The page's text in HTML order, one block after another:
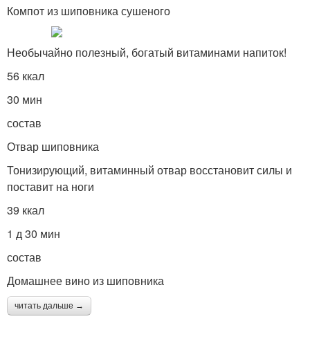
Компот из шиповника сушеного
Необычайно полезный, богатый витаминами напиток!
56 ккал
30 мин
состав
Отвар шиповника
Тонизирующий, витаминный отвар восстановит силы и
поставит на ноги
39 ккал
1 д 30 мин
состав
Домашнее вино из шиповника
читать дальше →